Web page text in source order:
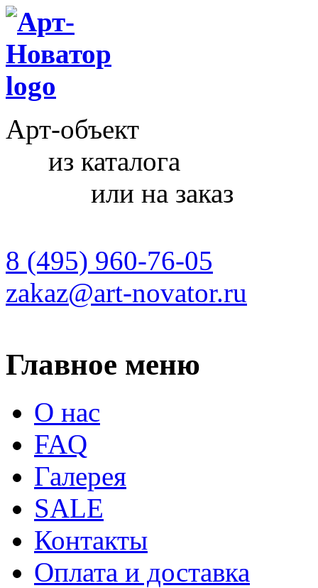
Арт-объект
из каталога
или на заказ
8 (495) 960-76-05
zakaz@art-novator.ru
Главное меню
О нас
FAQ
Галерея
SALE
Контакты
Оплата и доставка